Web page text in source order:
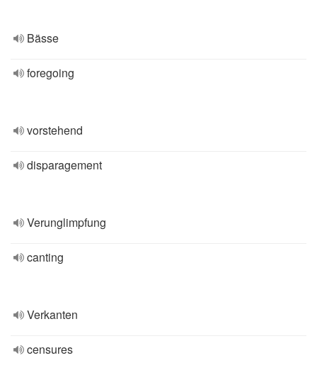
Bässe
foregoing
vorstehend
disparagement
Verunglimpfung
canting
Verkanten
censures